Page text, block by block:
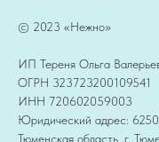
© 2023 «Нежно»
ИП Тереня Ольга
ОГРН 323723200109541
ИНН 720602059003
Юридический адрес:
Тюменская область, г.